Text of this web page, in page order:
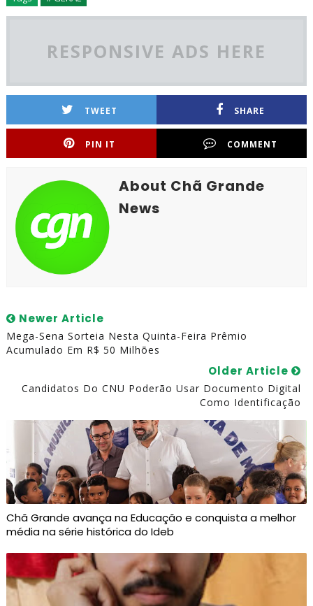
RESPONSIVE ADS HERE
TWEET SHARE
PIN IT COMMENT
About Chã Grande
News
Newer Article
Mega-Sena Sorteia Nesta Quinta-Feira Prêmio
Acumulado Em R$ 50 Milhões
Older Article
Candidatos Do CNU Poderão Usar Documento Digital
Como Identificação
Chã Grande avança na Educação e conquista a melhor
média na série histórica do Ideb